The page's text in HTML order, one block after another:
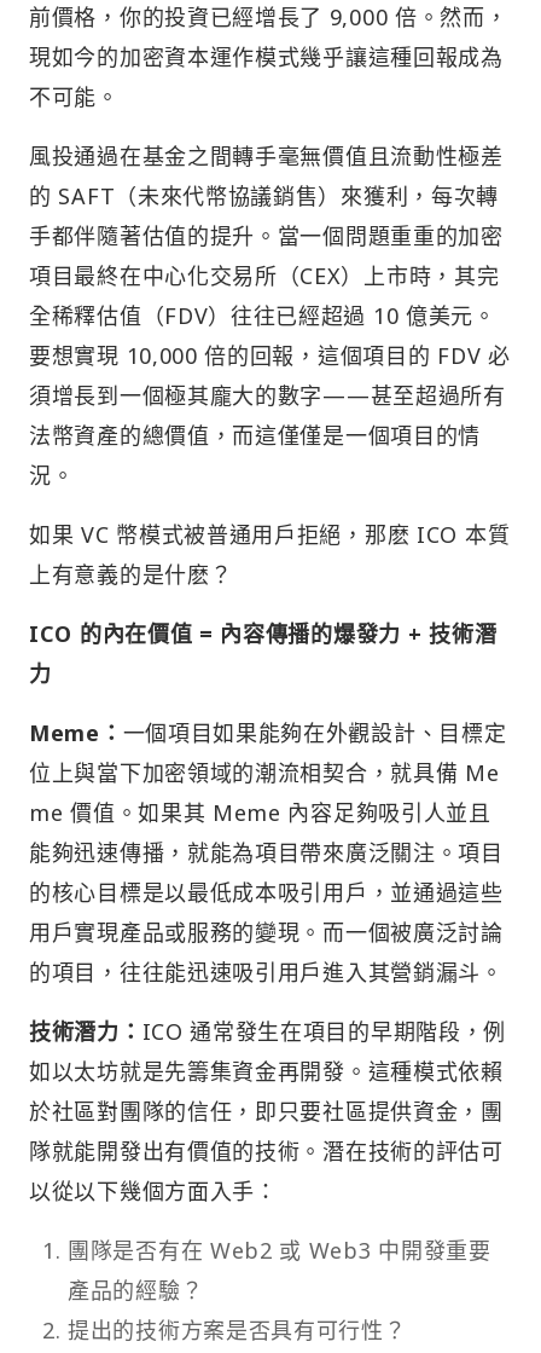
前價格，你的投資已經增長了 9,000 倍。然而，
現如今的加密資本運作模式幾乎讓這種回報成為
不可能。
風投通過在基金之間轉手毫無價值且流動性極差
的 SAFT（未來代幣協議銷售）來獲利，每次轉
手都伴隨著估值的提升。當一個問題重重的加密
項目最終在中心化交易所（CEX）上市時，其完
全稀釋估值（FDV）往往已經超過 10 億美元。
要想實現 10,000 倍的回報，這個項目的 FDV 必
須增長到一個極其龐大的數字——甚至超過所有
法幣資產的總價值，而這僅僅是一個項目的情
況。
如果 VC 幣模式被普通用戶拒絕，那麽 ICO 本質
上有意義的是什麽？
ICO 的內在價值 = 內容傳播的爆發力 + 技術潛
力
Meme： 一個項目如果能夠在外觀設計、目標定
位上與當下加密領域的潮流相契合，就具備 Me
me 價值。如果其 Meme 內容足夠吸引人並且
能夠迅速傳播，就能為項目帶來廣泛關注。項目
的核心目標是以最低成本吸引用戶，並通過這些
用戶實現產品或服務的變現。而一個被廣泛討論
的項目，往往能迅速吸引用戶進入其營銷漏斗。
技術潛力： ICO 通常發生在項目的早期階段，例
如以太坊就是先籌集資金再開發。這種模式依賴
於社區對團隊的信任，即只要社區提供資金，團
隊就能開發出有價值的技術。潛在技術的評估可
以從以下幾個方面入手：
團隊是否有在 Web2 或 Web3 中開發重要
產品的經驗？
提出的技術方案是否具有可行性？